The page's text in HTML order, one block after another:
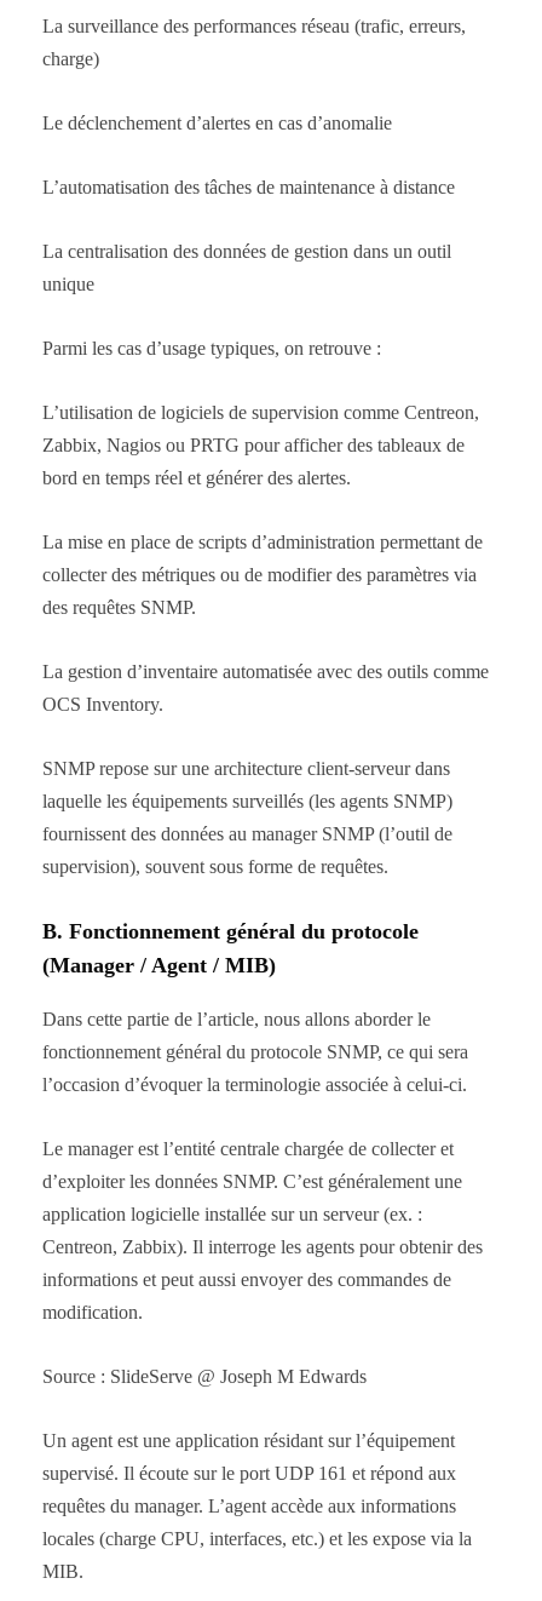
La surveillance des performances réseau (trafic, erreurs,
charge)
Le déclenchement d’alertes en cas d’anomalie
L’automatisation des tâches de maintenance à distance
La centralisation des données de gestion dans un outil
unique
Parmi les cas d’usage typiques, on retrouve :
L’utilisation de logiciels de supervision comme Centreon,
Zabbix, Nagios ou PRTG pour afficher des tableaux de
bord en temps réel et générer des alertes.
La mise en place de scripts d’administration permettant de
collecter des métriques ou de modifier des paramètres via
des requêtes SNMP.
La gestion d’inventaire automatisée avec des outils comme
OCS Inventory.
SNMP repose sur une architecture client-serveur dans
laquelle les équipements surveillés (les agents SNMP)
fournissent des données au manager SNMP (l’outil de
supervision), souvent sous forme de requêtes.
B. Fonctionnement général du protocole
(Manager / Agent / MIB)
Dans cette partie de l’article, nous allons aborder le
fonctionnement général du protocole SNMP, ce qui sera
l’occasion d’évoquer la terminologie associée à celui-ci.
Le manager est l’entité centrale chargée de collecter et
d’exploiter les données SNMP. C’est généralement une
application logicielle installée sur un serveur (ex. :
Centreon, Zabbix). Il interroge les agents pour obtenir des
informations et peut aussi envoyer des commandes de
modification.
Source : SlideServe @ Joseph M Edwards
Un agent est une application résidant sur l’équipement
supervisé. Il écoute sur le port UDP 161 et répond aux
requêtes du manager. L’agent accède aux informations
locales (charge CPU, interfaces, etc.) et les expose via la
MIB.